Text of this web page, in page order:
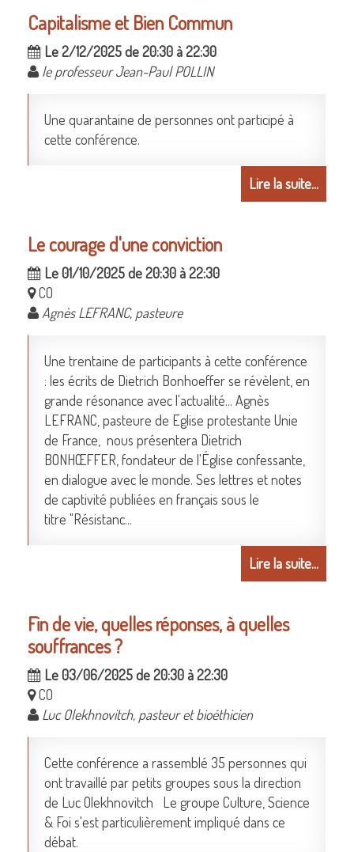
Capitalisme et Bien Commun
Le 2/12/2025 de 20:30 à 22:30
le professeur Jean-Paul POLLIN
Une quarantaine de personnes ont participé à
cette conférence.
Lire la suite...
Le courage d'une conviction
Le 01/10/2025 de 20:30 à 22:30
CO
Agnès LEFRANC, pasteure
Une trentaine de participants à cette conférence
: les écrits de Dietrich Bonhoeffer se révèlent, en
grande résonance avec l'actualité... Agnès
LEFRANC, pasteure de Eglise protestante Unie
de France, nous présentera Dietrich
BONHŒFFER, fondateur de l'Église confessante,
en dialogue avec le monde. Ses lettres et notes
de captivité publiées en français sous le
titre "Résistanc...
Lire la suite...
Fin de vie, quelles réponses, à quelles
souffrances ?
Le 03/06/2025 de 20:30 à 22:30
CO
Luc Olekhnovitch, pasteur et bioéthicien
Cette conférence a rassemblé 35 personnes qui
ont travaillé par petits groupes sous la direction
de Luc Olekhnovitch Le groupe Culture, Science
& Foi s'est particulièrement impliqué dans ce
débat.